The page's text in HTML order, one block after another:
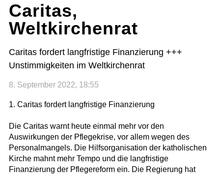
Caritas,
Weltkirchenrat
Caritas fordert langfristige Finanzierung +++
Unstimmigkeiten im Weltkirchenrat
8. September 2022, 18:55
1. Caritas fordert langfristige Finanzierung
Die Caritas warnt heute einmal mehr vor den
Auswirkungen der Pflegekrise, vor allem wegen des
Personalmangels. Die Hilfsorganisation der katholischen
Kirche mahnt mehr Tempo und die langfristige
Finanzierung der Pflegereform ein. Die Regierung hat